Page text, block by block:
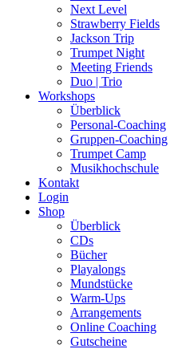
Next Level
Strawberry Fields
Jackson Trip
Trumpet Night
Meeting Friends
Duo | Trio
Workshops
Überblick
Personal-Coaching
Gruppen-Coaching
Trumpet Camp
Musikhochschule
Kontakt
Login
Shop
Überblick
CDs
Bücher
Playalongs
Mundstücke
Warm-Ups
Arrangements
Online Coaching
Gutscheine